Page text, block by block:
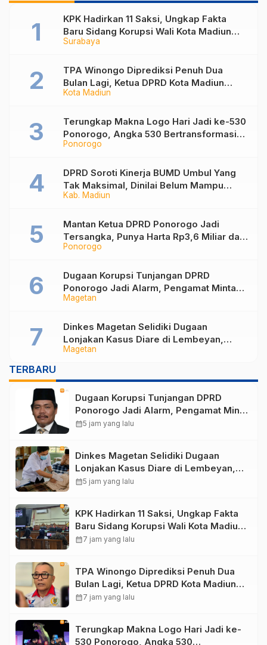
Surabaya
KPK Hadirkan 11 Saksi, Ungkap Fakta
Baru Sidang Korupsi Wali Kota Madiun
Nonaktif Maidi
Kota Madiun
TPA Winongo Diprediksi Penuh Dua
Bulan Lagi, Ketua DPRD Kota Madiun
Desak Pemkot Percepat Penanganan
Ponorogo
Terungkap Makna Logo Hari Jadi ke-530
Ponorogo, Angka 530 Bertransformasi
Jadi Sekar Kinanthi
Kab. Madiun
DPRD Soroti Kinerja BUMD Umbul Yang
Tak Maksimal, Dinilai Belum Mampu
Hasilkan PAD
Ponorogo
Mantan Ketua DPRD Ponorogo Jadi
Tersangka, Punya Harta Rp3,6 Miliar dan
Utang Rp1,4 Miliar
Magetan
Dugaan Korupsi Tunjangan DPRD
Ponorogo Jadi Alarm, Pengamat Minta
Magetan Perkuat Tata Kelola
Magetan
Dinkes Magetan Selidiki Dugaan
Lonjakan Kasus Diare di Lembeyan,
Lakukan Penyelidikan Epidemiologi
TERBARU
Dugaan Korupsi Tunjangan DPRD
Ponorogo Jadi Alarm, Pengamat Minta
Magetan Perkuat Tata Kelola
calendar_month5 jam yang lalu
Dinkes Magetan Selidiki Dugaan
Lonjakan Kasus Diare di Lembeyan,
Lakukan Penyelidikan Epidemiologi
calendar_month5 jam yang lalu
KPK Hadirkan 11 Saksi, Ungkap Fakta
Baru Sidang Korupsi Wali Kota Madiun
Nonaktif Maidi
calendar_month7 jam yang lalu
TPA Winongo Diprediksi Penuh Dua
Bulan Lagi, Ketua DPRD Kota Madiun
Desak Pemkot Percepat Penanganan
calendar_month7 jam yang lalu
Terungkap Makna Logo Hari Jadi ke-
530 Ponorogo, Angka 530